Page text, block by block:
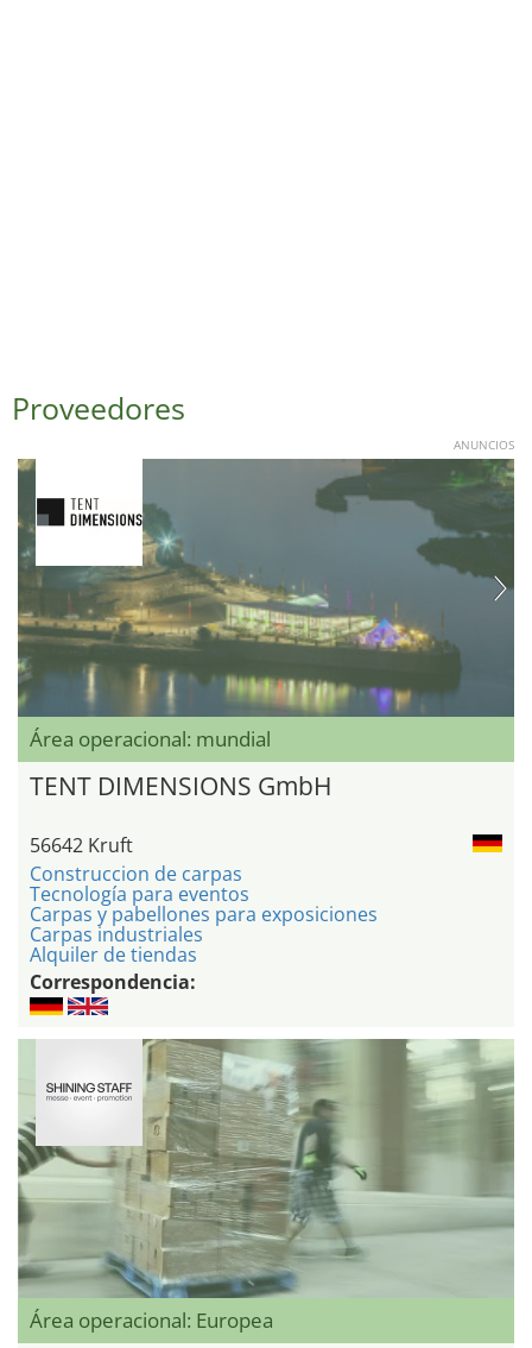
Proveedores
ANUNCIOS
Área operacional: mundial
TENT DIMENSIONS GmbH
56642 Kruft
Construccion de carpas
Tecnología para eventos
Carpas y pabellones para exposiciones
Carpas industriales
Alquiler de tiendas
Correspondencia:
Área operacional: Europea